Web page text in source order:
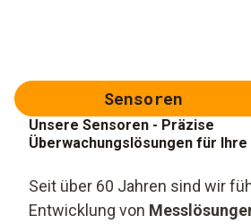
Sensoren
Unsere Sensoren - Präzise
Überwachungslösungen für
Seit über 60 Jahren sind wir
Entwicklung von